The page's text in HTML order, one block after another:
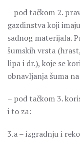
– pod tačkom 2.
gazdinstva koji
sadnog materijala.
šumskih vrsta
lipa i dr.), koje se
obnavljanja šuma
– pod tačkom 3.
i to za:
3.a – izgradnju i